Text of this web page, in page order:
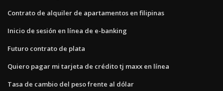
Contrato de alquiler de apartamentos en filipinas
Inicio de sesión en línea de e-banking
Futuro contrato de plata
Quiero pagar mi tarjeta de crédito tj maxx en línea
Tasa de cambio del peso frente al dólar